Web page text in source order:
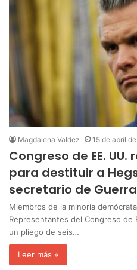
Magdalena Valdez 15 de abril
Congreso de EE.
para destituir a
secretario de Guerra
Miembros de la minoría
Representantes del Congreso de
un pliego de seis…
Leer más »